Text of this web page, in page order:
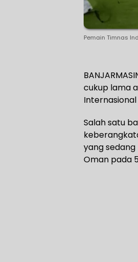
Pemain Timnas
cukup lama
Salah satu
yang
Oman pada